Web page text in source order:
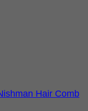
Hair Comb